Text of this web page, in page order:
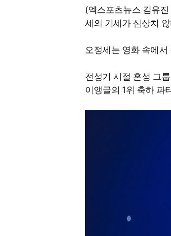
(엑스포츠뉴스 김유
세의 기세가 심상치
오정세는 영화 속에
전성기 시절 혼성 그
이앵글의 1위 축하 파